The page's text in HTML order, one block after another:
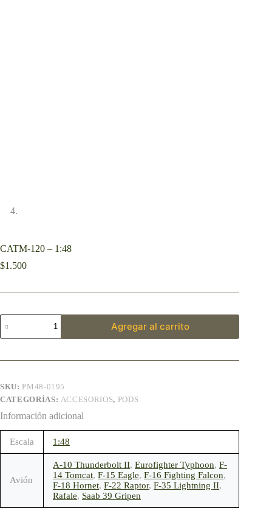
CATM-120 – 1:48
$1.500
Agregar al carrito
SKU: PM48-0195
CATEGORÍAS: ACCESORIOS, PODS
Información adicional
Escala 1:48
Avión
A-10 Thunderbolt II, Eurofighter Typhoon, F-
14 Tomcat, F-15 Eagle, F-16 Fighting Falcon,
F-18 Hornet, F-22 Raptor, F-35 Lightning II,
Rafale, Saab 39 Gripen